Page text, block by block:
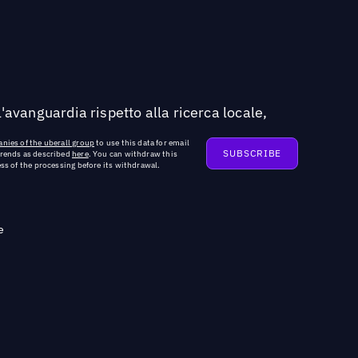
rispetto alla ricerca locale,
of the uberall groupto use this data for email
as described here. You can withdraw this
of the processing before its withdrawal.